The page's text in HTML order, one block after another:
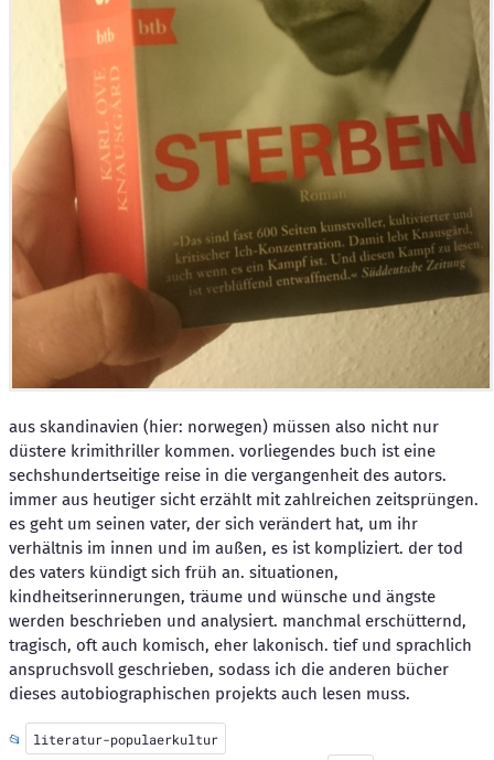
aus skandinavien (hier: norwegen) müssen also nicht nur
düstere krimithriller kommen. vorliegendes buch ist eine
sechshundertseitige reise in die vergangenheit des autors.
immer aus heutiger sicht erzählt mit zahlreichen zeitsprüngen.
es geht um seinen vater, der sich verändert hat, um ihr
verhältnis im innen und im außen, es ist kompliziert. der tod
des vaters kündigt sich früh an. situationen,
kindheitserinnerungen, träume und wünsche und ängste
werden beschrieben und analysiert. manchmal erschütternd,
tragisch, oft auch komisch, eher lakonisch. tief und sprachlich
anspruchsvoll geschrieben, sodass ich die anderen bücher
dieses autobiographischen projekts auch lesen muss.
📂 literatur-populaerkultur